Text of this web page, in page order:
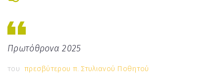
Πρωτόθρονα 2025
του πρεσβύτερου π. Στυλιανού Ποθητού